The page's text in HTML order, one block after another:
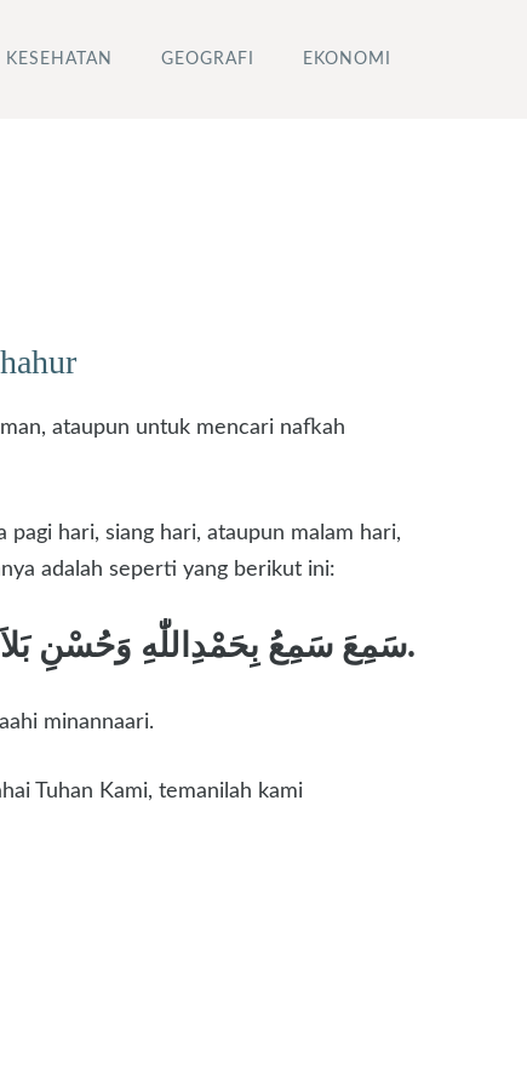
KESEHATAN GEOGRAFI EKONOMI
ataupun untuk mencari nafkah
pagi hari, siang hari, ataupun malam hari,
adalah seperti yang berikut ini:
سَمِعَ سَمِعُ بِحَمْدِاللّٰهِ وَحُسْنِ بَلاَءِهِ عَلَيْنَا. رَبَّنَاصَاحِبْنَاوَاَفْضِلْ عَلَيْنَاعَاءِدًابِ اللّٰهِ مِنَ النَّارِ.
minannaari.
Tuhan Kami, temanilah kami